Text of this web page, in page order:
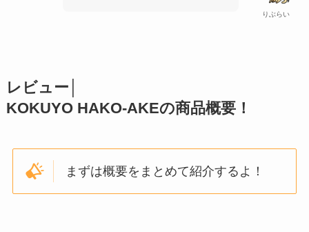
りぶらい
レビュー│
KOKUYO HAKO-AKEの商品概要！
まずは概要をまとめて紹介するよ！